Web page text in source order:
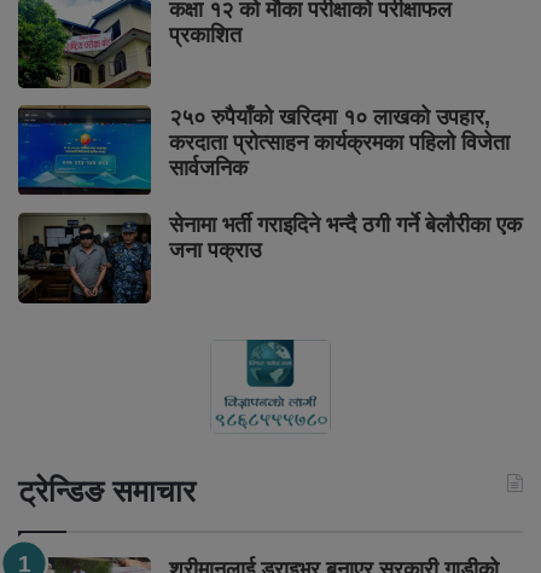
कक्षा १२ को मौका परीक्षाको परीक्षाफल
प्रकाशित
२५० रुपैयाँको खरिदमा १० लाखको उपहार,
करदाता प्रोत्साहन कार्यक्रमका पहिलो विजेता
सार्वजनिक
सेनामा भर्ती गराइदिने भन्दै ठगी गर्ने बेलौरीका एक
जना पक्राउ
ट्रेन्डिङ समाचार